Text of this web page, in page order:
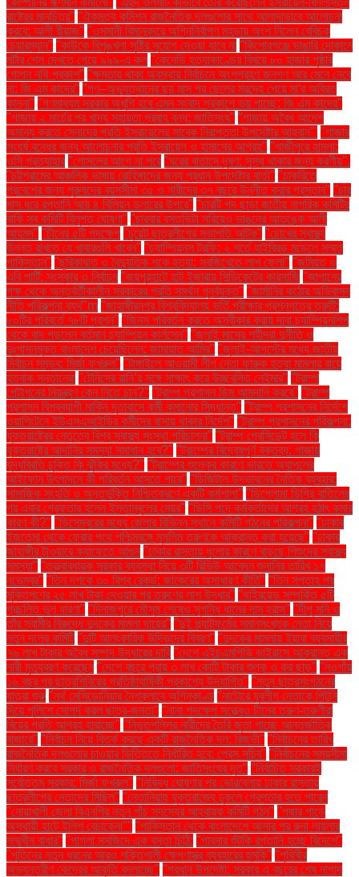
রাষ্ট্রের মানচিত্র" "ঐকমত্য কমিশন রাজনৈতিক দলগুলোর সাথে আলাদাভাবে আলোচনা
করবে: আলী রীয়াজ" "ওসমানী বিমানবন্দরে অগ্নিনির্বাপণ মহড়ায় অংশ নিলেন বেবিচক
চেয়ারম্যান" "কাউকে বিশৃঙ্খলা সৃষ্টির সুযোগ দেওয়া যাবে না "কিশোরগঞ্জে ভাঙারি দোকানে
মর্টার শেল দেখতে পেয়ে ৯৯৯-এ কল "কেনেডি হত্যাকাণ্ডের বিষয়ে ৮০ হাজার পৃষ্ঠার
গোপন নথি প্রকাশ" "ক্ষমতায় থাকা অবস্থায় নির্বাচনে অংশগ্রহণ জনগণ আর মেনে নেবে
না: জি এম কাদের" "গণ–অভ্যুত্থানের ছয় মাস পর ছেলের মরদেহ পেয়ে মা'র অবিরত
কান্না" "গণমাধ্যম সরকার অখুশি হবে এমন সংবাদ প্রকাশে ভয় পাচ্ছে: জি এম কাদের"
"গাজায় ২ মার্চের পর খাদ্য সহায়তা প্রবাহ বন্ধ: জাতিসংঘ" "গাজায় অবৈধ আদেশ
অমান্য করতে সেনাদের প্রতি ইসরায়েলের সাবেক নিরাপত্তা উপদেষ্টার আহ্বান"' "গাজার
সংঘর্ষ বন্ধের জন্য আলোচনার প্রতি ইসরায়েল ও হামাসের আগ্রহ" "গাজীপুরে হামলা:
ওসি প্রত্যাহার "গোসলের আগে না পরে "ঘরের বাতাসে দূষণ: সুস্থ থাকার জন্য করণীয়".
"চট্টগ্রামের আঞ্চলিক ভাষায় রোহিঙ্গাদের জন্য প্রধান উপদেষ্টার বার্তা" "চাকরিতে
প্রবেশের জন্য পুরুষদের বয়সসীমা ৩৫ ও নারীদের ৩৭ বছরে উন্নীত করার প্রস্তাব" "চার
মাস ধরে রপ্তানি আয় ৪ বিলিয়ন ডলারের উপরে" "চারটি পদ ছাড়া জাতীয় নাগরিক কমিটির
বাকি সব কমিটি বিলুপ্ত ঘোষণা" "চারবার বসতভিটা সরিয়েও ভাঙনের আতঙ্কে আলী
আহমদ" "চীনের ৫টি পদক্ষেপ "চুয়েট ছাত্রলীগের সভাপতি আটক" "চোখের স্বাস্থ্য
উন্নত রাখতে যে খাবারগুলি খাবেন" "চ্যাম্পিয়নস ট্রফি: ২ শর্তে হাইব্রিড মডেলে সম্মত
পাকিস্তান" "ছুরিকাঘাত ও বৈদ্যুতিক শকে হত্যা: সবজিখেতে লাশ ফেলা" "জমিয়ত ও
এবি পার্টি: সংস্কার ও নির্বাচন "জয়পুরহাটে হাট ইজারায় সিন্ডিকেটের কারসাজি "জাপানের
পক্ষ থেকে অন্তর্বর্তীকালীন সরকারের প্রতি সমর্থন পুনর্ব্যক্ত" "জার্মানির কঠোর অভিবাসন
নীতি পরিকল্পনা ব্যর্থ"m "জাহাঙ্গীরনগর বিশ্ববিদ্যালয় ভর্তি পরীক্ষার প্রশ্নপত্রে ত্রুটি:
৮০টির পরিবর্তে ৭৮টি প্রশ্ন" "জিনস পরিবর্তন করতে অস্বীকার করায় দাবা চ্যাম্পিয়নশিপ
থেকে বাদ পড়লেন বর্তমান চ্যাম্পিয়ন কার্লসেন" "জুলাই মাসের শহীদরা দুর্নীতি ও
দুঃশাসনমুক্ত বাংলাদেশ চেয়েছিলেন: জামায়াত আমির" "জুলাই-আগস্টের মধ্যে জাতীয়
নির্বাচন সম্ভব: মির্জা ফখরুল" "টাঙ্গাইলে আওয়ামী লীগ নেতা ফারুক হত্যা মামলার রায়ে
হতবাক সন্তানেরা "টেনিসের রানি’র সঙ্গে সাক্ষাৎ করে উচ্ছ্বসিত নেইমার" "ট্রাম্প
পেন্টাগনের নিয়ন্ত্রণ কেন নিতে চান?" "ট্রাম্প প্রশাসন ডিম আমদানি করবে" "ট্রাম্প
প্রশাসন বিশ্বব্যাপী মার্কিন দূতাবাসে কর্মী কমানোর সিদ্ধান্ত" "ট্রাম্প প্রশাসনের নির্দেশে
ওয়াশিংটনে ইউএসএআইডির কর্মীদের বাসায় থাকার নির্দেশ" "ট্রাম্প প্রশাসনের পরিকল্পনা:
যুক্তরাষ্ট্রের নেতৃত্বে বিশ্ব স্বাস্থ্য সংস্থা পরিচালনা" "ট্রাম্প প্রেসিডেন্ট হলে কি
যুক্তরাষ্ট্রে আদানির সমস্যা সমাধান হবে?" "ট্রাম্পের বিদ্বেষপূর্ণ বক্তব্য: গাজায়
যুদ্ধবিরতি চুক্তি কি ঝুঁকির মধ্যে?" "ট্রাম্পের শুল্কের কারণে ভারতে অ্যাপলের
আইফোন উৎপাদনে কী পরিবর্তন আসতে পারে" "ডিজিটাল উদ্ভাবনের নৈতিক ব্যবহার:
সামাজিক সংহতি ও অন্তর্ভুক্তি নিশ্চিতকরণে একটি কর্মশালা" "ডিপ্লোমা ডিগ্রি বাতিলের
পর এবার গ্রেফতার হলেন ইস্তাম্বুলের মেয়র" "ডিসি পদে কর্মকর্তাদের আগ্রহ হঠাৎ কমার
কারণ কী?" "ডিসেম্বরের মধ্যে জেলার বিভিন্ন স্থানে কমিটি গঠনের পরিকল্পনা" "ঢাকার
ইজতেমা থেকে ফেরার পথে পশ্চিমবঙ্গে মুসলিম তরুণকে আক্রান্ত করা হয়েছে" "ঢাকার
জাহাঙ্গীর টাওয়ারে ক্যাফেতে আগুন "ঢাকার রাস্তায় ধুলোর কারণে বাড়ছে শিশুদের স্বাস্থ্য
সমস্যা" "তত্ত্বাবধায়ক সরকার ব্যবস্থা নিয়ে ৩টি রিভিউ আবেদন শুনানির তারিখ ১৭
নভেম্বর" "তিন দশকে ৩০ বিশ্ব রেকর্ড: জাকেরের অসাধারণ কীর্তি" "তিন সপ্তাহ পর
মুক্তিপণের ২৫ লাখ টাকা দেওয়ার পর তরুণের লাশ উদ্ধার" "থাইরয়েড সম্পর্কিত ৫টি
প্রচলিত ভুল ধারণা" "দিনাজপুরে মৌসুম শেষেও সুগন্ধি ধানের দাম হ্রাস" "দীপু মনি ও
তাঁর স্বামীর বিরুদ্ধে দুদকের মামলা দায়ের" "দুই প্ল্যাটফর্মের সমানসংখ্যক নেতা নিয়ে
নতুন দলের কমিটি "দুটি আলংকারিক উদ্ভিদের বিবরণ" "দুদকের মামলায় ইয়াবা ব্যবসায়ীর
৭৬ লাখ টাকার অবৈধ সম্পদ উদ্ধারের দাবি "দেশে এইচএমপিভি ভাইরাসে আক্রান্ত এক
নারী মৃত্যুবরণ করেছেন "দেশে বছরে প্রায় ৩ লাখ কোটি টাকার শুল্ক ও কর ছাড়" "নওগাঁয়
১৬ বছর পর ছাত্রশিবিরের প্রতিষ্ঠাবার্ষিকী প্রকাশ্যে উদযাপিত" "নতুন ছাত্রসংগঠনের
যাত্রা শুরু "নর্থ মেসিডোনিয়ার নৈশক্লাবে অগ্নিকাণ্ড "নাটোরে যুবলীগ নেতাকে পিটুনি
দিয়ে পুলিশে সোপর্দ করল ছাত্র-জনতা" "নানা পদক্ষেপ সত্ত্বেও চীনের তরুণ-তরুণীরা
বিয়ের প্রতি আগ্রহ হারাচ্ছে" "নিভৃতপল্লির নারীদের তৈরি জুতা পাচ্ছে আন্তর্জাতিক
বাজারে" "নির্বাচন নিয়ে বিতর্ক করছে একটি রাজনৈতিক দল: রিজভী" "নির্বাচনের তারিখ
রাজনৈতিক দলগুলোর চাওয়ার ভিত্তিতে নির্ধারিত হবে: প্রেস সচিব" "নির্বাচনের সময়সীমা
নির্ধারণ করবে সরকার ও রাজনৈতিক দলগুলো: জাতিসংঘের দূত" "নির্বাচিত সরকারই
সর্বোত্তম সরকার: মির্জা ফখরুল" "নিষিদ্ধ ঘোষণার পর ভোরবেলায় ঢাকার রাস্তায়
ছাত্রলীগের নেতাদের মিছিল" "নেতানিয়াহু যুক্তরাজ্যে ঢুকলে গ্রেপ্তার হতে পারেন
"নোয়াখালী জেলা বিএনপির নতুন পাঁচ সদস্যের আহ্বায়ক কমিটি গঠন" "পদ্মার পাড়ে
অস্থায়ী হাটে ইলিশ বেচাকেনা"'' "পাকিস্তান থেকে বাংলাদেশে আসার পর রুনা লায়লার
সম্মুখীন বাধার" "পাগলা মসজিদে এক বস্তা চিঠি: "পাবনার শুঁটকি রপ্তানি হচ্ছে বিদেশে"
"পুতিনের নতুন ধরনের আরও শক্তিশালী ক্ষেপণাস্ত্র ব্যবহারের হুমকি" "পৃথিবীর
অভ্যন্তরীণ কেন্দ্রের আকৃতি বদলাচ্ছে" "প্রধান উপদেষ্টা: সরকার এ বছরের শেষ নাগাদ